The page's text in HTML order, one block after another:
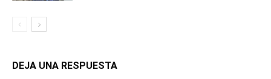
DEJA UNA RESPUESTA